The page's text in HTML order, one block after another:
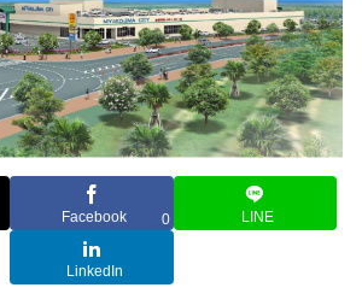
Facebook 0 LINE
LinkedIn